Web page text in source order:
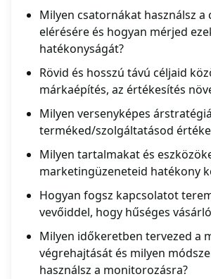
Milyen csatornákat használsz a
elérésére és hogyan mérjed
hatékonyságát?
Rövid és hosszú távú céljaid
márkaépítés, az értékesítés
Milyen versenyképes
terméked/szolgáltatásod
Milyen tartalmakat és
marketingüzeneteid hatékony
Hogyan fogsz kapcsolatot
vevőiddel, hogy hűséges
Milyen időkeretben tervezed a
végrehajtását és milyen
használsz a monitorozásra?